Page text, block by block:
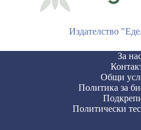
Издателство
За
Общи
Политика за
Политически